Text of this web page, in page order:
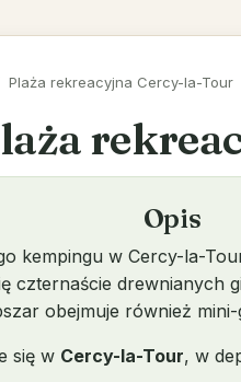
Plaża rekreacyjna Cercy-la-Tour
Opis
kempingu w Cercy-la-
czternaście drewnianych
obejmuje również
się w Cercy-la-Tour, w